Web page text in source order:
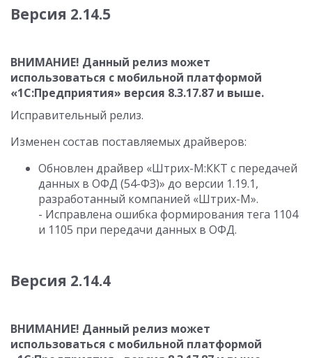
Версия 2.14.5
ВНИМАНИЕ! Данный релиз может
использоваться с мобильной платформой
«1С:Предприятия» версия 8.3.17.87 и выше.
Исправительный релиз.
Изменен состав поставляемых драйверов:
Обновлен драйвер «Штрих-М:ККТ с передачей
данных в ОФД (54-ФЗ)» до версии 1.19.1,
разработанный компанией «Штрих-М».
- Исправлена ошибка формирования тега 1104
и 1105 при передачи данных в ОФД.
Версия 2.14.4
ВНИМАНИЕ! Данный релиз может
использоваться с мобильной платформой